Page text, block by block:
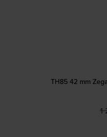
TH85 42 mm
1